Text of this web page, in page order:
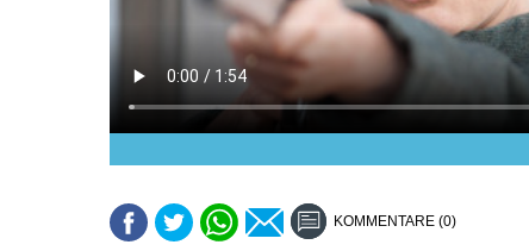
KOMMENTARE (0)